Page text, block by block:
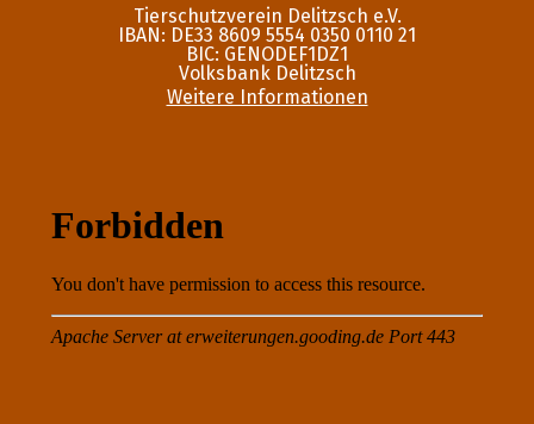
Tierschutzverein Delitzsch e.V.
IBAN: DE33 8609 5554 0350 0110 21
BIC: GENODEF1DZ1
Volksbank Delitzsch
Weitere Informationen